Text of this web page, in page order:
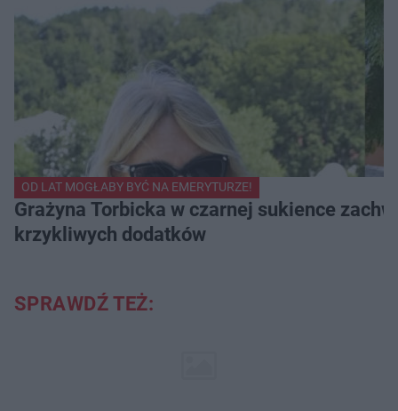
OD LAT MOGŁABY BYĆ NA EMERYTURZE!
Grażyna Torbicka w czarnej sukience
krzykliwych dodatków
SPRAWDŹ TEŻ: